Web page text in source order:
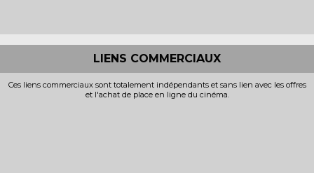
LIENS COMMERCIAUX
Ces liens commerciaux sont totalement indépendants et sans lien avec les offres
et l'achat de place en ligne du cinéma.